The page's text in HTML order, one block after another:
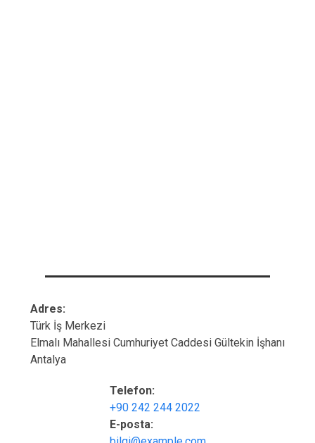
Adres:
Türk İş Merkezi
Elmalı Mahallesi Cumhuriyet Caddesi Gültekin İşhanı
Antalya
Telefon:
+90 242 244 2022
E-posta: